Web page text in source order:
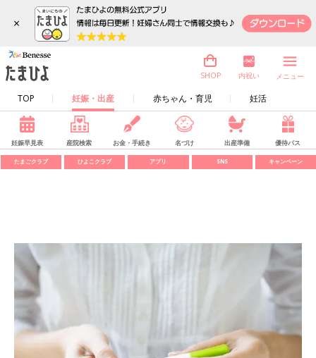
×
TOP 妊娠・出産 赤ちゃん・育児 妊活
SHOP 内祝い メニュー
妊娠早見表 産院検索 お金・手続き 名づけ 出産準備 優待パス
たまごクラブ ひよこクラブ アプリ SNS キャンペーン